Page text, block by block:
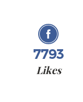
7793
Likes